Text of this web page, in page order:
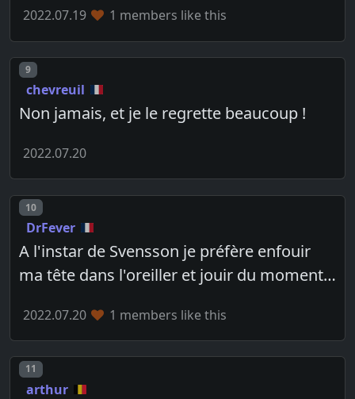
2022.07.19 1 members like this
Post number
9
chevreuil
Non jamais, et je le regrette beaucoup !
2022.07.20
Post number
10
DrFever
A l'instar de Svensson je préfère enfouir
ma tête dans l'oreiller et jouir du moment…
2022.07.20 1 members like this
Post number
11
arthur